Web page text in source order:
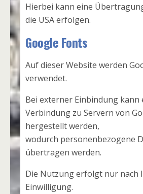
Hierbei kann eine
die USA erfolgen.
Google Fonts
Auf dieser Website werden
verwendet.
Bei externer Einbindung kann
Verbindung zu Servern von
hergestellt werden,
wodurch personenbezogene
übertragen werden.
Die Nutzung erfolgt nur nach
Einwilligung.